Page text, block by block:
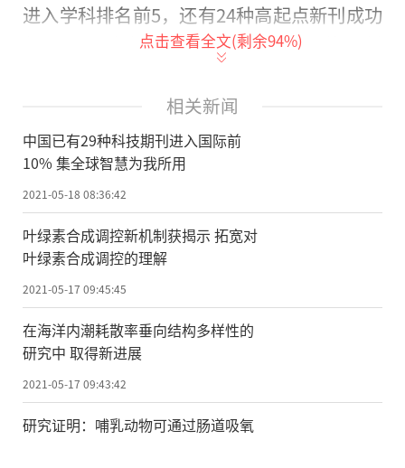
进入学科排名前5，还有24种高起点新刊成功
创刊，覆盖人工智能、航空航天、能源材
有科技期刊5000多种，总量居世界第三位，
但是科技期刊发展与发达国家差距较大是公
认的事实。那么，当这些科技期刊取得一定
进步，进入世界前列后，对我国科技创新和
发展的影响和益处是什么?多位专家对此进行
了解读。
掌握学术创新的发言权
由中国科学院主管，进入全球百强，连
续十年蝉联生命科学领域亚洲第一的《细胞
研究》曾在2020年通过“绿色通道”和“快
速通道”发表了浙江大学医学院张岩课题组
点击查看全文(剩余94%)
相关新闻
中国已有29种科技期刊进入国际前
10% 集全球智慧为我所用
2021-05-18 08:36:42
叶绿素合成调控新机制获揭示 拓宽对
叶绿素合成调控的理解
2021-05-17 09:45:45
在海洋内潮耗散率垂向结构多样性的
研究中 取得新进展
2021-05-17 09:43:42
研究证明：哺乳动物可通过肠道吸氧